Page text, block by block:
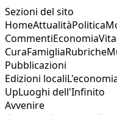
Sezioni del sito
HomeAttualitàPolitica
CommentiEconomia
CuraFamigliaRubriche
Pubblicazioni
Edizioni locali
UpLuoghi dell'Infinito
Avvenire